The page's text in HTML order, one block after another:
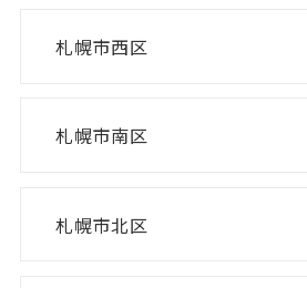
NISCO plus 円山教室
ニスコパーソナル 伏見教室
ニスコパーソナル 桑園教室
ニスコ進学スクール 札苗北教室
ニスコパーソナル 環状通東教室
札幌市西区
ニスコ進学スクール 山の手教室
ニスコ進学スクール 八軒教室
札幌市南区
札幌市北区